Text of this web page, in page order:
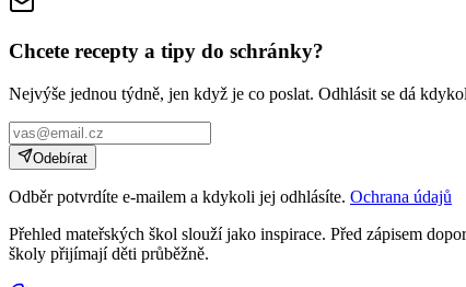
Chcete recepty a tipy do schránky?
Nejvýše jednou týdně, jen když je co poslat. Odhlásit se dá
Odebírat
Odběr potvrdíte e-mailem a kdykoli jej odhlásíte. Ochrana údajů
Přehled mateřských škol slouží jako inspirace. Před zápisem
školy přijímají děti průběžně.